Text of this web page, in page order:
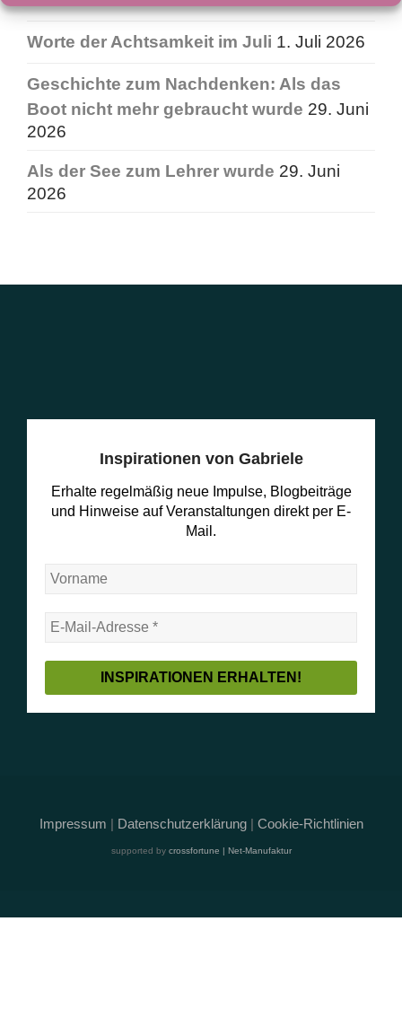
Worte der Achtsamkeit im Juli 1. Juli 2026
Geschichte zum Nachdenken: Als das
Boot nicht mehr gebraucht wurde 29. Juni
2026
Als der See zum Lehrer wurde 29. Juni
2026
Inspirationen von Gabriele
Erhalte regelmäßig neue Impulse, Blogbeiträge
und Hinweise auf Veranstaltungen direkt per E-
Mail.
Impressum | Datenschutzerklärung| Cookie-Richtlinien
supported by crossfortune | Net-Manufaktur